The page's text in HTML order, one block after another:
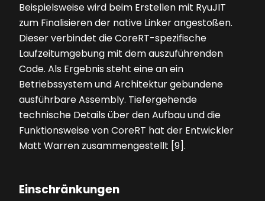
Beispielsweise wird beim Erstellen mit RyuJIT
zum Finalisieren der native Linker angestoßen.
Dieser verbindet die CoreRT-spezifische
Laufzeitumgebung mit dem auszuführenden
Code. Als Ergebnis steht eine an ein
Betriebssystem und Architektur gebundene
ausführbare Assembly. Tiefergehende
technische Details über den Aufbau und die
Funktionsweise von CoreRT hat der Entwickler
Matt Warren zusammengestellt [9].
Einschränkungen